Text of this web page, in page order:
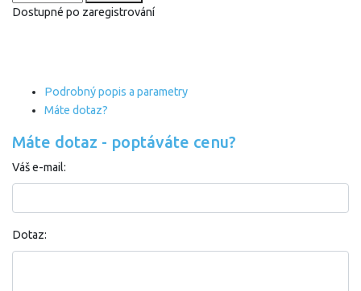
Dostupné po zaregistrování
Podrobný popis a parametry
Máte dotaz?
Máte dotaz - poptáváte cenu?
Váš e-mail:
Dotaz: